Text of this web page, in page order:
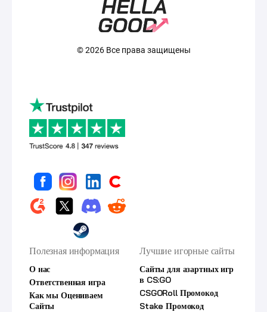
© 2026 Все права защищены
Полезная информация
О нас
Ответственная игра
Как мы Оцениваем
Сайты
Лучшие игорные сайты
Сайты для азартных игр
в CS:GO
CSGORoll Промокод
Stake Промокод